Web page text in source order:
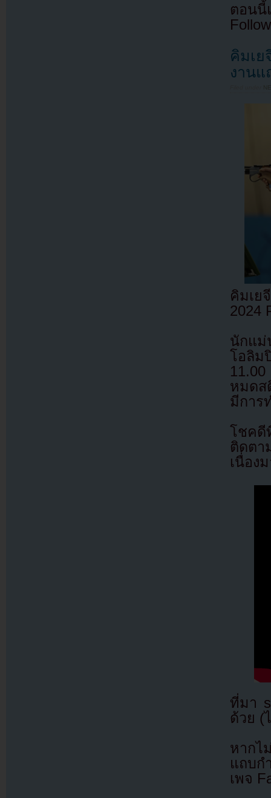
ตอนนี้
คิมเย
งานแ
คิมเย
2024
นักแม่
โอลิม
หมดส
มีการ
โชคดี
ติดตา
เนื่อง
ที่มา
ด้วย (
หากไ
แถบก
เพจ